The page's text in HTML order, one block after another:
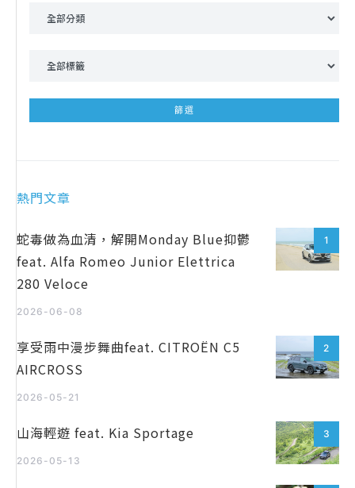
熱門文章
1
蛇毒做為血清，解開Monday Blue抑鬱
feat. Alfa Romeo Junior Elettrica
280 Veloce
2026-06-08
2
享受雨中漫步舞曲feat. CITROËN C5
AIRCROSS
2026-05-21
3
山海輕遊 feat. Kia Sportage
2026-05-13